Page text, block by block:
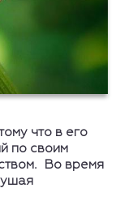
что в его
по своим
Во время